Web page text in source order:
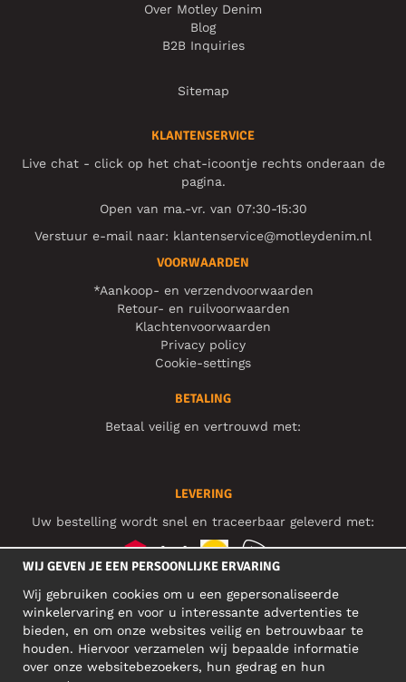
Over Motley Denim
Blog
B2B Inquiries
Sitemap
KLANTENSERVICE
Live chat - click op het chat-icoontje rechts onderaan de
pagina.
Open van ma.-vr. van 07:30-15:30
Verstuur e-mail naar: klantenservice@motleydenim.nl
VOORWAARDEN
*Aankoop- en verzendvoorwaarden
Retour- en ruilvoorwaarden
Klachtenvoorwaarden
Privacy policy
Cookie-settings
BETALING
Betaal veilig en vertrouwd met:
LEVERING
Uw bestelling wordt snel en traceerbaar geleverd met:
SOCIAL MEDIA
BEDRIJFSADRES
WIJ GEVEN JE EEN PERSOONLIJKE ERVARING
Wij gebruiken cookies om u een gepersonaliseerde
winkelervaring en voor u interessante advertenties te
bieden, en om onze websites veilig en betrouwbaar te
houden. Hiervoor verzamelen wij bepaalde informatie
over onze websitebezoekers, hun gedrag en hun